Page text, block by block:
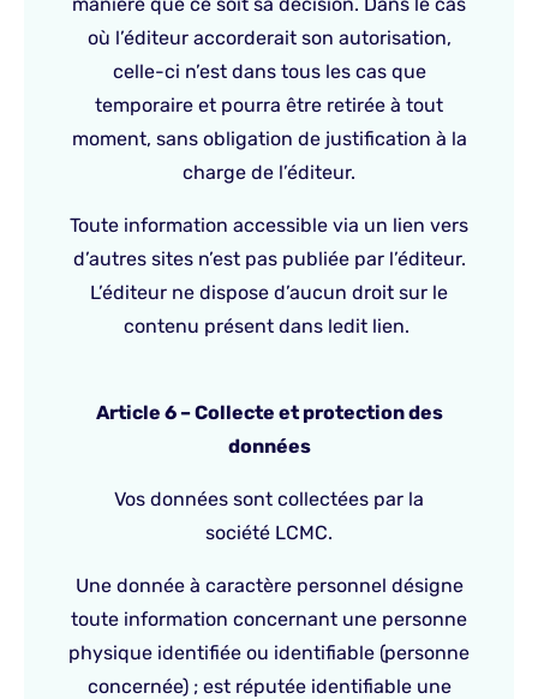
où l’éditeur accorderait son autorisation,
celle-ci n’est dans tous les cas que
temporaire et pourra être retirée à tout
moment, sans obligation de justification à la
charge de l’éditeur.
Toute information accessible via un lien vers
d’autres sites n’est pas publiée par l’éditeur.
L’éditeur ne dispose d’aucun droit sur le
contenu présent dans ledit lien.
Article 6 – Collecte et protection des
données
Vos données sont collectées par la
société LCMC.
Une donnée à caractère personnel désigne
toute information concernant une personne
physique identifiée ou identifiable (personne
concernée) ; est réputée identifiable une